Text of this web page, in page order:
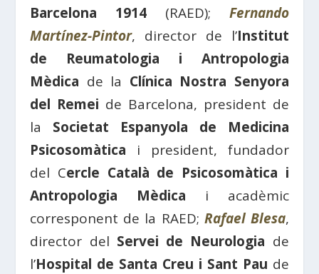
Barcelona 1914 (RAED); Fernando
Martínez-Pintor, director de l’Institut
de Reumatologia i Antropologia
Mèdica de la Clínica Nostra Senyora
del Remei de Barcelona, president de
la Societat Espanyola de Medicina
Psicosomàtica i president, fundador
del Cercle Català de Psicosomàtica i
Antropologia Mèdica i acadèmic
corresponent de la RAED; Rafael Blesa,
director del Servei de Neurologia de
l’Hospital de Santa Creu i Sant Pau de